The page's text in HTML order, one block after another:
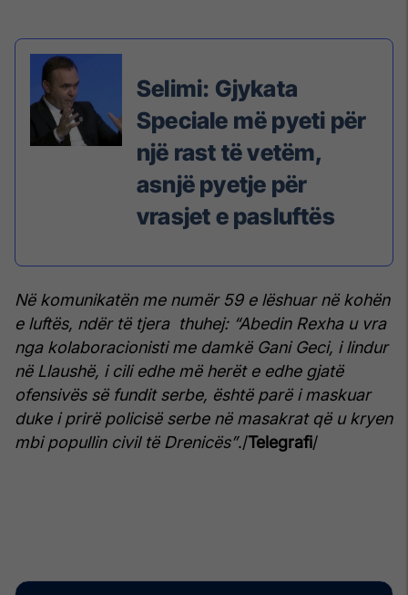
Selimi: Gjykata
Speciale më pyeti për
një rast të vetëm,
asnjë pyetje për
vrasjet e pasluftës
Në komunikatën me numër 59 e lëshuar në kohën
e luftës, ndër të tjera thuhej: “Abedin Rexha u vra
nga kolaboracionisti me damkë Gani Geci, i lindur
në Llaushë, i cili edhe më herët e edhe gjatë
ofensivës së fundit serbe, është parë i maskuar
duke i prirë policisë serbe në masakrat që u kryen
mbi popullin civil të Drenicës”./Telegrafi/